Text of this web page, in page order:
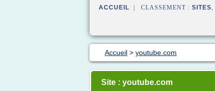
ACCUEIL | CLASSEMENT : SITES,
Accueil > youtube.com
Site : youtube.com